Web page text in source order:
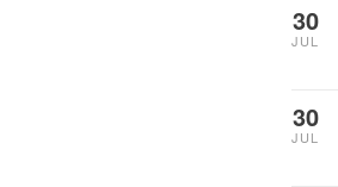
30
JUL
30
JUL